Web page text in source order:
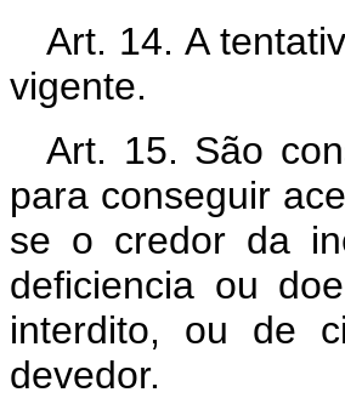
Art. 14. A
vigente.
Art. 15. São
para conseguir
se o credor da
deficiencia ou
interdito, ou de
devedor.